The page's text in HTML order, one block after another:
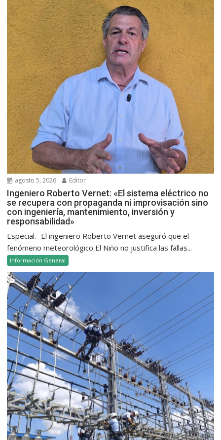
agosto 5, 2026 Editor
Ingeniero Roberto Vernet: «El sistema eléctrico no
se recupera con propaganda ni improvisación sino
con ingeniería, mantenimiento, inversión y
responsabilidad»
Especial.- El ingeniero Roberto Vernet aseguró que el
fenómeno meteorológico El Niño no justifica las fallas...
Información General